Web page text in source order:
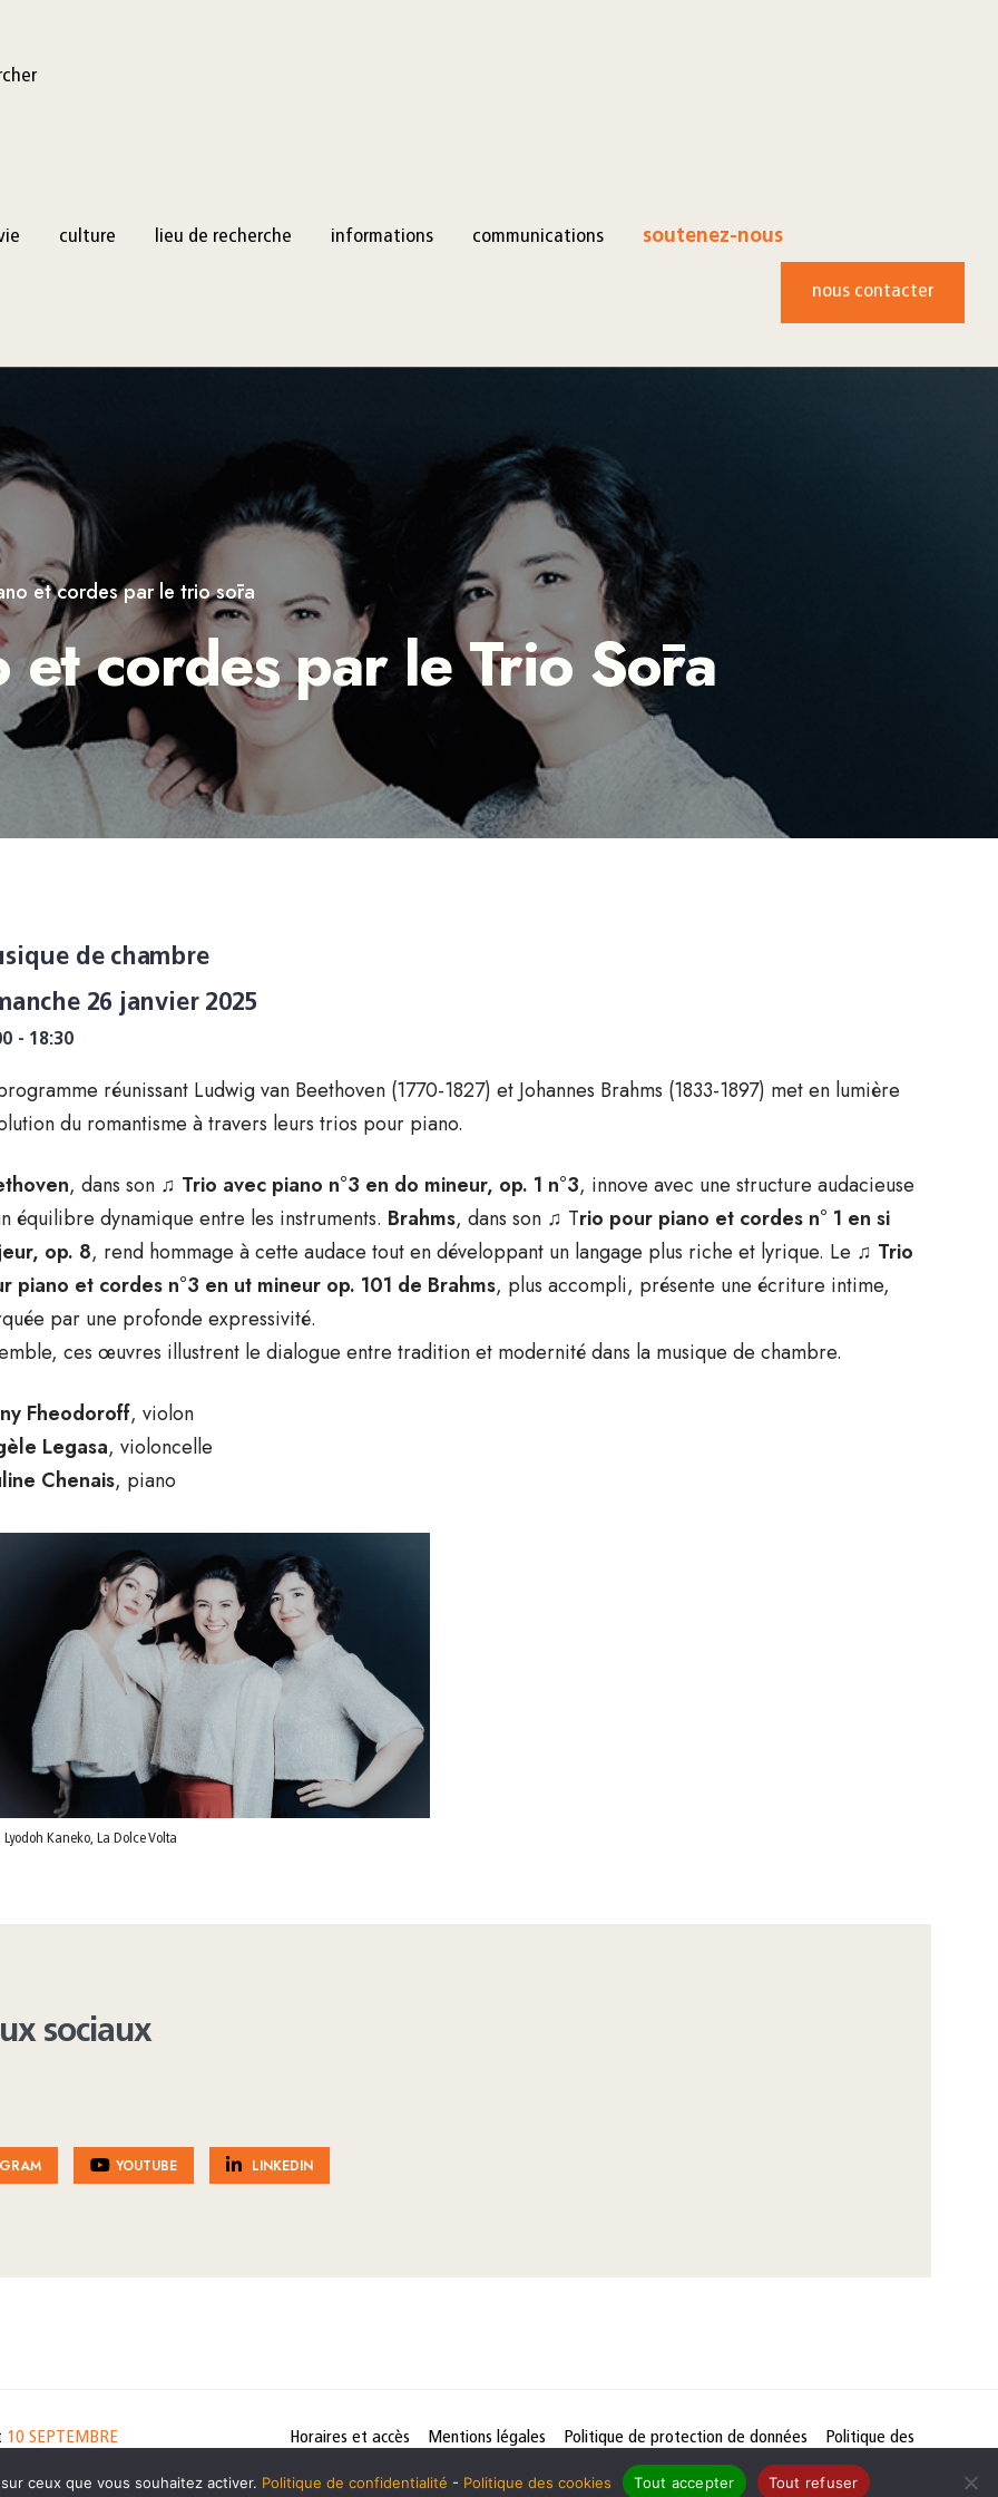
culture lieu de recherche informations communications soutenez-nous
nous contacter
et cordes par le trio sōra
cordes par le Trio Sōra
de chambre
26 janvier 2025
- 18:30
réunissant Ludwig van Beethoven (1770-1827) et Johannes Brahms (1833-1897) met en lumière
du romantisme à travers leurs trios pour piano.
, dans son ♫ Trio avec piano n°3 en do mineur, op. 1 n°3, innove avec une structure audacieuse
équilibre dynamique entre les instruments. Brahms, dans son ♫ Trio pour piano et cordes n° 1 en si
op. 8, rend hommage à cette audace tout en développant un langage plus riche et lyrique. Le ♫ Trio
piano et cordes n°3 en ut mineur op. 101 de Brahms, plus accompli, présente une écriture intime,
par une profonde expressivité.
ces œuvres illustrent le dialogue entre tradition et modernité dans la musique de chambre.
Fheodoroff, violon
Legasa, violoncelle
Chenais, piano
Kaneko, La Dolce Volta
sociaux
YOUTUBE LINKEDIN
10 SEPTEMBRE Horaires et accès Mentions légales Politique de protection de données
Politique des
ceux que vous souhaitez activer. Politique de confidentialité - Politique des cookies Tout accepter Tout refuser